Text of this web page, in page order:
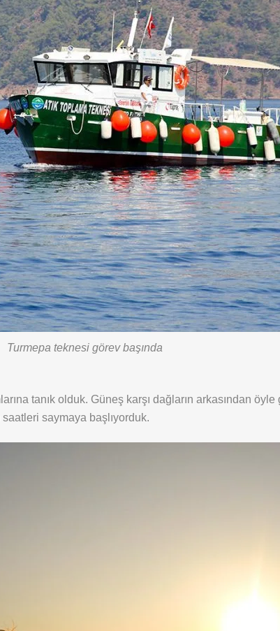
Turmepa teknesi görev başında
tanık olduk. Güneş karşı dağların arkasından
saymaya başlıyorduk.